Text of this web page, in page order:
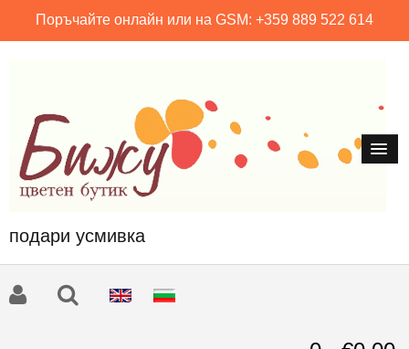
Поръчайте онлайн или на GSM: +359 889 522 614
подари усмивка